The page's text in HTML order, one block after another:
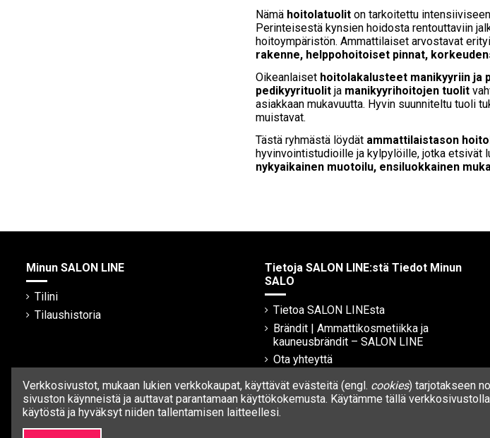
Nämä hoitolatuolit on tarkoitettu
Perinteisestä kynsien hoidosta rentouttaviin
hoitoympäristön. Ammattilaiset arvostavat
rakenne, helppohoitoiset pinnat,
Oikeanlaiset hoitolakalusteet manikyyriin ja
pedikyyrituolit ja manikyyrihoitojen tuolit
asiakkaan mukavuutta. Hyvin suunniteltu tuoli
muistavat.
Tästä ryhmästä löydät ammattilaistason
hyvinvointistudioille ja kylpylöille, jotka etsivät
nykyaikainen muotoilu, ensiluokkainen
Minun SALON LINE
Tilini
Tilaushistoria
Tietoja SALON LINE:stä Tiedot Minun
SALO
Tietoa SALON LINEsta
Brändit | Ammattikosmetiikka ja
kauneusbrändit – SALON LINE
Ota yhteyttä
Verkkosivustot, mukaan lukien verkkokaupat, käyttävät evästeitä (engl. cookies) tarjotakseen
sivuston käynneistä ja auttavat parantamaan käyttökokemusta. Käytämme tällä
käytöstä ja hyväksyt niiden tallentamisen laitteellesi.